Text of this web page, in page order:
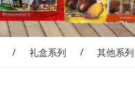
礼盒系列 其他系列